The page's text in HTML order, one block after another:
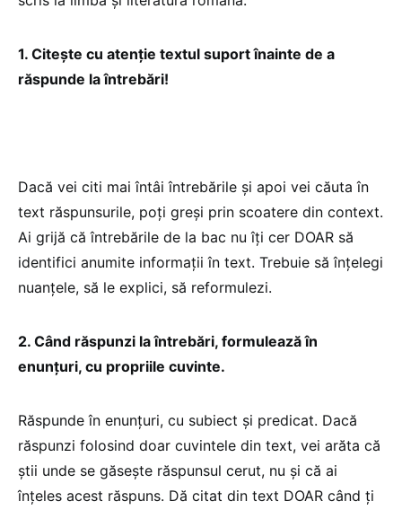
1. Citeşte cu atenţie textul suport înainte de a
răspunde la întrebări!
Dacă vei citi mai întâi întrebările şi apoi vei căuta în
text răspunsurile, poţi greşi prin scoatere din context.
Ai grijă că întrebările de la bac nu îţi cer DOAR să
identifici anumite informaţii în text. Trebuie să înţelegi
nuanţele, să le explici, să reformulezi.
2. Când răspunzi la întrebări, formulează în
enunţuri, cu propriile cuvinte.
Răspunde în enunţuri, cu subiect şi predicat. Dacă
răspunzi folosind doar cuvintele din text, vei arăta că
ştii unde se găseşte răspunsul cerut, nu şi că ai
înțeles acest răspuns. Dă citat din text DOAR când ţi